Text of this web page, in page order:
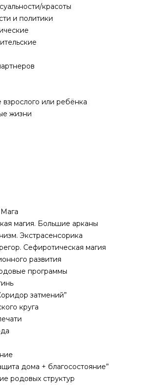
красоты
и политики
или ребёнка
жизни
магия. Большие арканы
Экстрасенсорика
Сефиротическая магия
развития
программы
затмений”
круга
дома + благосостояние”
родовых структур